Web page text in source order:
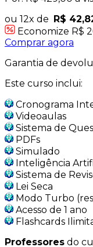
ou 12x de
R$
Economize R$
Comprar agora
Garantia de
Este curso inclui:
Cronograma
Videoaulas
Sistema de
PDFs
Simulado
Inteligência
Sistema de
Lei Seca
Modo Turbo
Acesso de 1 ano
Flashcards
Professores do